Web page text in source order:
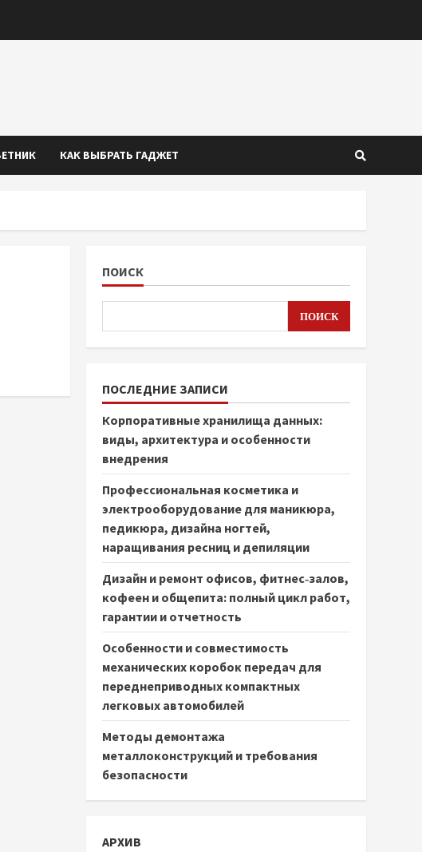
КАК ВЫБРАТЬ ГАДЖЕТ
ПОИСК
ПОИСК
ПОСЛЕДНИЕ ЗАПИСИ
Корпоративные хранилища данных:
виды, архитектура и особенности
внедрения
Профессиональная косметика и
электрооборудование для маникюра,
педикюра, дизайна ногтей,
наращивания ресниц и депиляции
Дизайн и ремонт офисов, фитнес‑залов,
кофеен и общепита: полный цикл работ,
гарантии и отчетность
Особенности и совместимость
механических коробок передач для
переднеприводных компактных
легковых автомобилей
Методы демонтажа
металлоконструкций и требования
безопасности
АРХИВ